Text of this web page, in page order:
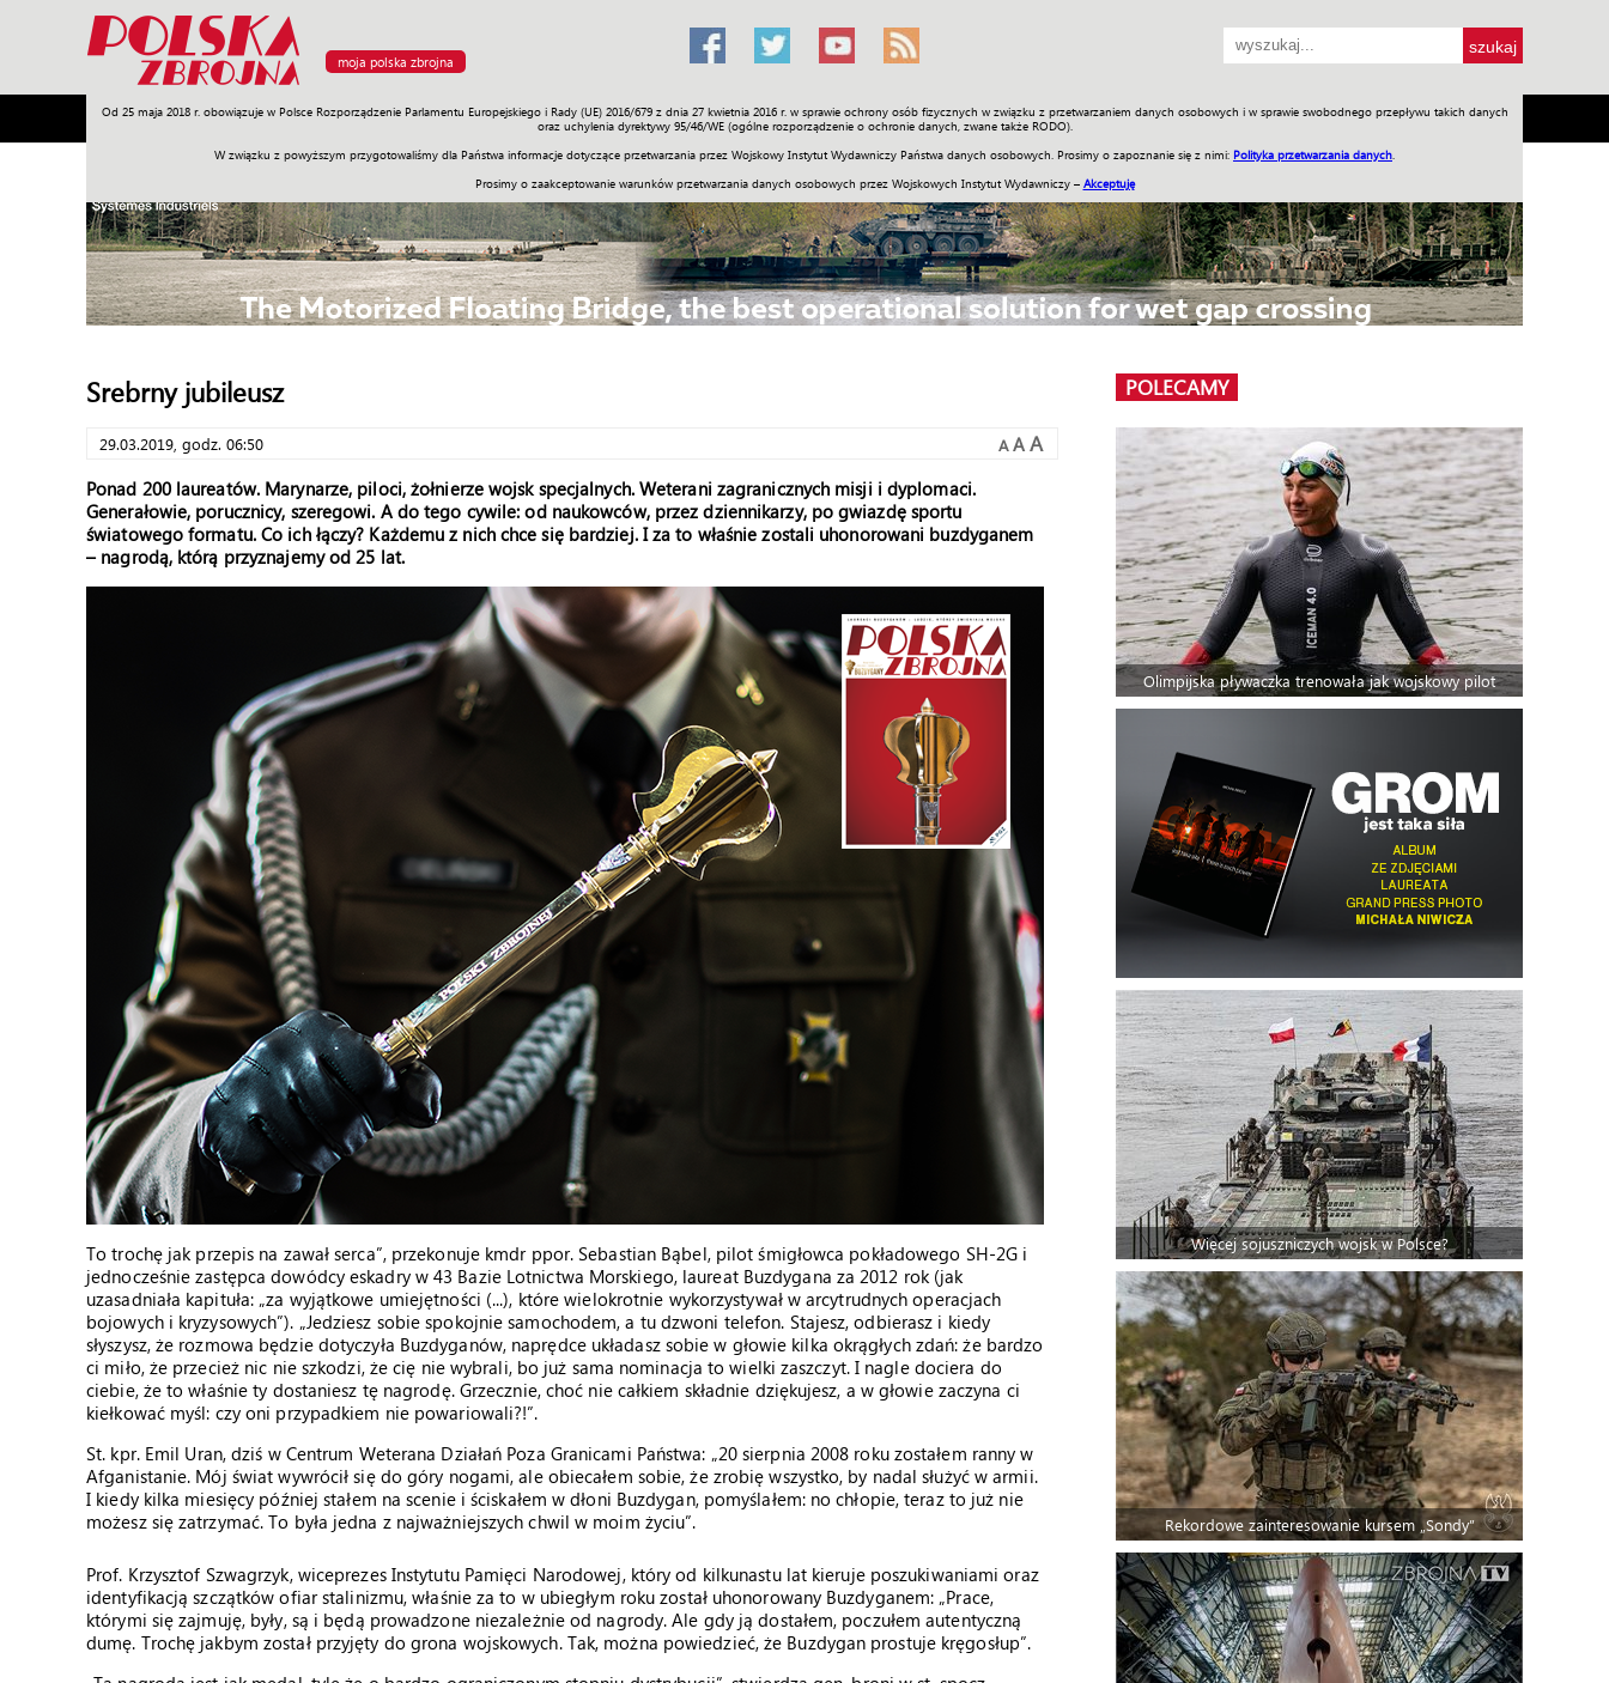
moja polska zbrojna
Od 25 maja 2018 r. obowiązuje w Polsce Rozporządzenie Parlamentu Europejskiego i Rady (UE) 2016/679 z dnia 27 kwietnia 2016 r. w sprawie ochrony osób fizycznych w związku z przetwarzaniem danych osobowych i w sprawie swobodnego przepływu takich danych
oraz uchylenia dyrektywy 95/46/WE (ogólne rozporządzenie o ochronie danych, zwane także RODO).
W związku z powyższym przygotowaliśmy dla Państwa informacje dotyczące przetwarzania przez Wojskowy Instytut Wydawniczy Państwa danych osobowych. Prosimy o zapoznanie się z nimi: Polityka przetwarzania danych
Prosimy o zaakceptowanie warunków przetwarzania danych osobowych przez Wojskowych Instytut Wydawniczy – Akceptuję
Armia Poligon Sprzęt Misje Polityka Prawo Świat Społeczność Sport Historia Galerie Wideo ENGLISH SKLEP Jednodniówki Praca w WIW
Srebrny jubileusz
29.03.2019, godz. 06:50 A A A
Ponad 200 laureatów. Marynarze, piloci, żołnierze wojsk specjalnych. Weterani zagranicznych misji i dyplomaci.
Generałowie, porucznicy, szeregowi. A do tego cywile: od naukowców, przez dziennikarzy, po gwiazdę sportu
światowego formatu. Co ich łączy? Każdemu z nich chce się bardziej. I za to właśnie zostali uhonorowani buzdyganem
– nagrodą, którą przyznajemy od 25 lat.
To trochę jak przepis na zawał serca”, przekonuje kmdr ppor. Sebastian Bąbel, pilot śmigłowca pokładowego SH-2G i
jednocześnie zastępca dowódcy eskadry w 43 Bazie Lotnictwa Morskiego, laureat Buzdygana za 2012 rok (jak
uzasadniała kapituła: „za wyjątkowe umiejętności (...), które wielokrotnie wykorzystywał w arcytrudnych operacjach
bojowych i kryzysowych”). „Jedziesz sobie spokojnie samochodem, a tu dzwoni telefon. Stajesz, odbierasz i kiedy
słyszysz, że rozmowa będzie dotyczyła Buzdyganów, naprędce układasz sobie w głowie kilka okrągłych zdań: że bardzo
ci miło, że przecież nic nie szkodzi, że cię nie wybrali, bo już sama nominacja to wielki zaszczyt. I nagle dociera do
ciebie, że to właśnie ty dostaniesz tę nagrodę. Grzecznie, choć nie całkiem składnie dziękujesz, a w głowie zaczyna ci
kiełkować myśl: czy oni przypadkiem nie powariowali?!”.
St. kpr. Emil Uran, dziś w Centrum Weterana Działań Poza Granicami Państwa: „20 sierpnia 2008 roku zostałem ranny w
Afganistanie. Mój świat wywrócił się do góry nogami, ale obiecałem sobie, że zrobię wszystko, by nadal służyć w armii.
I kiedy kilka miesięcy później stałem na scenie i ściskałem w dłoni Buzdygan, pomyślałem: no chłopie, teraz to już nie
możesz się zatrzymać. To była jedna z najważniejszych chwil w moim życiu”.
Prof. Krzysztof Szwagrzyk, wiceprezes Instytutu Pamięci Narodowej, który od kilkunastu lat kieruje poszukiwaniami oraz
identyfikacją szczątków ofiar stalinizmu, właśnie za to w ubiegłym roku został uhonorowany Buzdyganem: „Prace,
którymi się zajmuję, były, są i będą prowadzone niezależnie od nagrody. Ale gdy ją dostałem, poczułem autentyczną
dumę. Trochę jakbym został przyjęty do grona wojskowych. Tak, można powiedzieć, że Buzdygan prostuje kręgosłup”.
POLECAMY
Olimpijska pływaczka trenowała jak wojskowy pilot
Więcej sojuszniczych wojsk w Polsce?
Rekordowe zainteresowanie kursem „Sondy”